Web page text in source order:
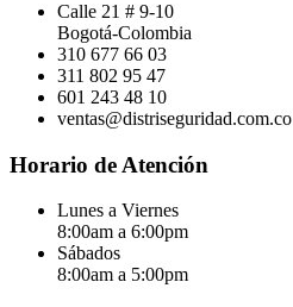
Calle 21 # 9-10
Bogotá-Colombia
310 677 66 03
311 802 95 47
601 243 48 10
ventas@distriseguridad.com.co
Horario de Atención
Lunes a Viernes
8:00am a 6:00pm
Sábados
8:00am a 5:00pm